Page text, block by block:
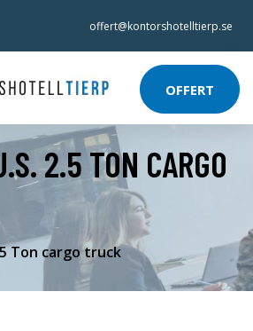
offert@kontorshotelltierp.se
OFFERT
2.5 TON CARGO
Ton cargo truck